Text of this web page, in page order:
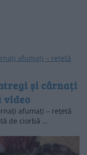
și cârnați
video
afumați – rețetă
de ciorbă …